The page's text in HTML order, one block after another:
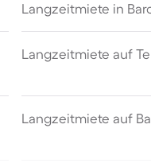
Langzeitmiete in
Langzeitmiete auf
Langzeitmiete auf